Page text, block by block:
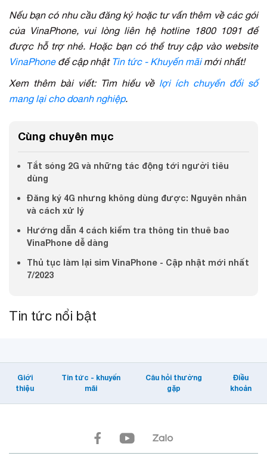
Nếu bạn có nhu cầu đăng ký hoặc tư vấn thêm về các gói
của VinaPhone, vui lòng liên hệ hotline 1800 1091 để
được hỗ trợ nhé. Hoặc bạn có thể truy cập vào website
VinaPhoneđể cập nhật Tin tức - Khuyến mãimới nhất!
Xem thêm bài viết: Tìm hiểu về lợi ích chuyển đổi số
mang lại cho doanh nghiệp.
Cùng chuyên mục
Tắt sóng 2G và những tác động tới người tiêu
dùng
Đăng ký 4G nhưng không dùng được: Nguyên nhân
và cách xử lý
Hướng dẫn 4 cách kiểm tra thông tin thuê bao
VinaPhone dễ dàng
Thủ tục làm lại sim VinaPhone - Cập nhật mới nhất
7/2023
Tin tức nổi bật
Giới
thiệu
Tin tức - khuyến
mãi
Câu hỏi thường
gặp
Điều
khoản